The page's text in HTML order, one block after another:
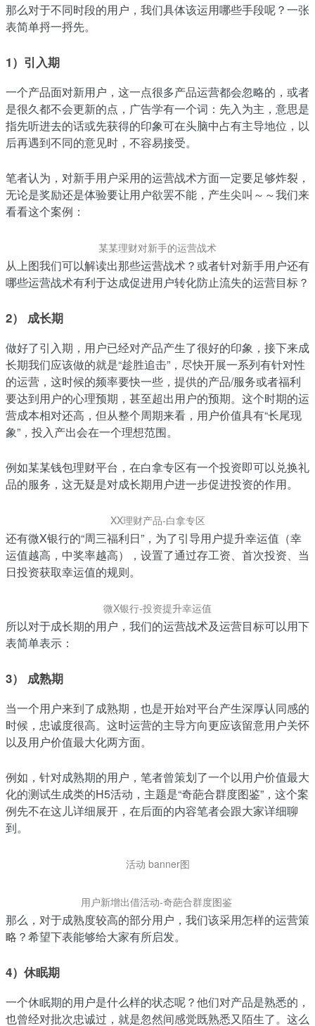
那么对于不同时段的用户，我们具体该运用哪些手段呢？一张
表简单捋一捋先。
1）引入期
一个产品面对新用户，这一点很多产品运营都会忽略的，或者
是很久都不会更新的点，广告学有一个词：先入为主，意思是
指先听进去的话或先获得的印象可在头脑中占有主导地位，以
后再遇到不同的意见时，不容易接受。
笔者认为，对新手用户采用的运营战术方面一定要足够炸裂，
无论是奖励还是体验要让用户欲罢不能，产生尖叫～～我们来
看看这个案例：
某某理财对新手的运营战术
从上图我们可以解读出那些运营战术？或者针对新手用户还有
哪些运营战术有利于达成促进用户转化防止流失的运营目标？
2） 成长期
做好了引入期，用户已经对产品产生了很好的印象，接下来成
长期我们应该做的就是“趁胜追击”，尽快开展一系列有针对性
的运营，这时候的频率要快一些，提供的产品/服务或者福利
要达到用户的心理预期，甚至超出用户的预期。这个时期的运
营成本相对还高，但从整个周期来看，用户价值具有“长尾现
象”，投入产出会在一个理想范围。
例如某某钱包理财平台，在白拿专区有一个投资即可以兑换礼
品的服务，这无疑是对成长期用户进一步促进投资的作用。
XX理财产品-白拿专区
还有微X银行的“周三福利日”，为了引导用户提升幸运值（幸
运值越高，中奖率越高），设置了通过存工资、首次投资、当
日投资获取幸运值的规则。
微X银行-投资提升幸运值
所以对于成长期的用户，我们的运营战术及运营目标可以用下
表简单表示：
3） 成熟期
当一个用户来到了成熟期，也是开始对平台产生深厚认同感的
时候，忠诚度很高。这时运营的主导方向更应该留意用户关怀
以及用户价值最大化两方面。
例如，针对成熟期的用户，笔者曾策划了一个以用户价值最大
化的测试生成类的H5活动，主题是“奇葩合群度图鉴”，这个案
例先不在这儿详细展开，在后面的内容笔者会跟大家详细聊
到。
活动 banner图
用户新增出借活动-奇葩合群度图鉴
那么，对于成熟度较高的部分用户，我们该采用怎样的运营策
略？希望下表能够给大家有所启发。
4）休眠期
一个休眠期的用户是什么样的状态呢？他们对产品是熟悉的，
也曾经对批次忠诚过，就是忽然间感觉既熟悉又陌生了。这么